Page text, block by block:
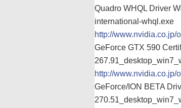
Quadro WHQL Driver
international-whql.exe
http://www.nvidia.co.jp/
GeForce GTX 590
http://www.nvidia.co.jp/
GeForce/ION BETA